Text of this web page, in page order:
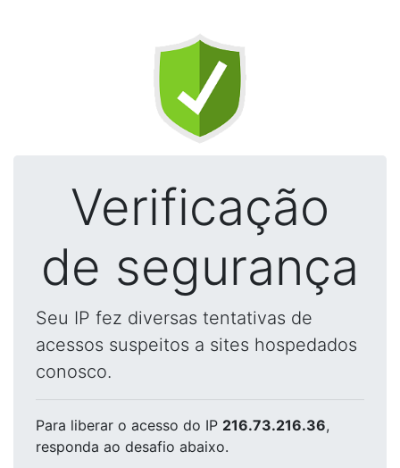
Verificação
de segurança
Seu IP fez diversas tentativas de
acessos suspeitos a sites hospedados
conosco.
Para liberar o acesso do IP 216.73.216.36,
responda ao desafio abaixo.